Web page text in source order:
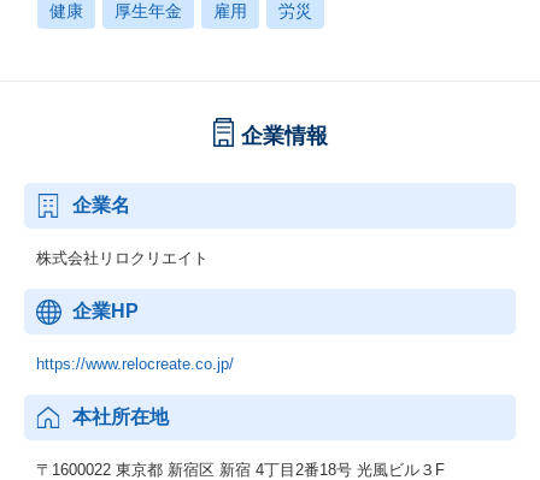
健康 厚生年金 雇用 労災
企業情報
企業名
株式会社リロクリエイト
企業HP
https://www.relocreate.co.jp/
本社所在地
〒1600022 東京都 新宿区 新宿 4丁目2番18号 光風ビル３F